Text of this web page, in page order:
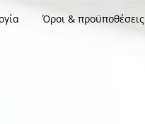
Όροι & προϋποθέσεις